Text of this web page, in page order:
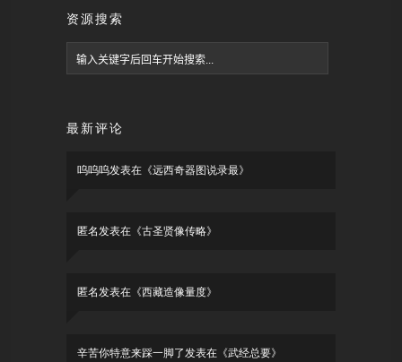
资源搜索
最新评论
呜呜呜发表在《远西奇器图说录最》
匿名发表在《古圣贤像传略》
匿名发表在《西藏造像量度》
辛苦你特意来踩一脚了发表在《武经总要》